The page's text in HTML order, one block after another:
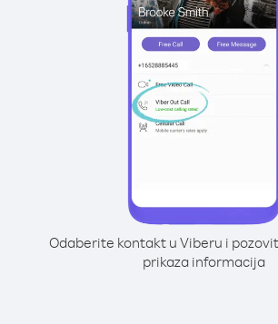
Odaberite kontakt u Viberu i
prikaza informacija